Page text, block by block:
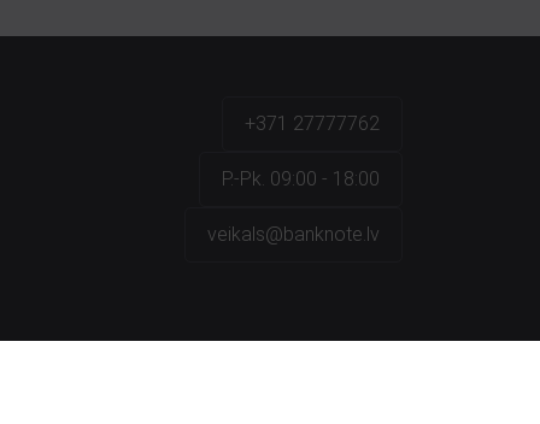
+371 27777762
P.-Pk. 09:00 - 18:00
veikals@banknote.lv